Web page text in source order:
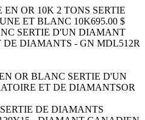
EN OR 10K 2 TONS SERTIE
ET BLANC 10K695.00 $
OR BLANC SERTIE D'UN
ET DE DIAMANTSOR